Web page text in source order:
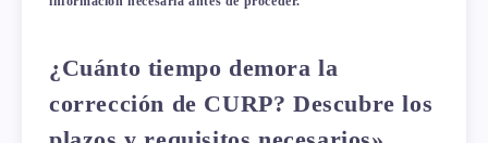
¿Cuánto tiempo demora la
corrección de CURP? Descubre los